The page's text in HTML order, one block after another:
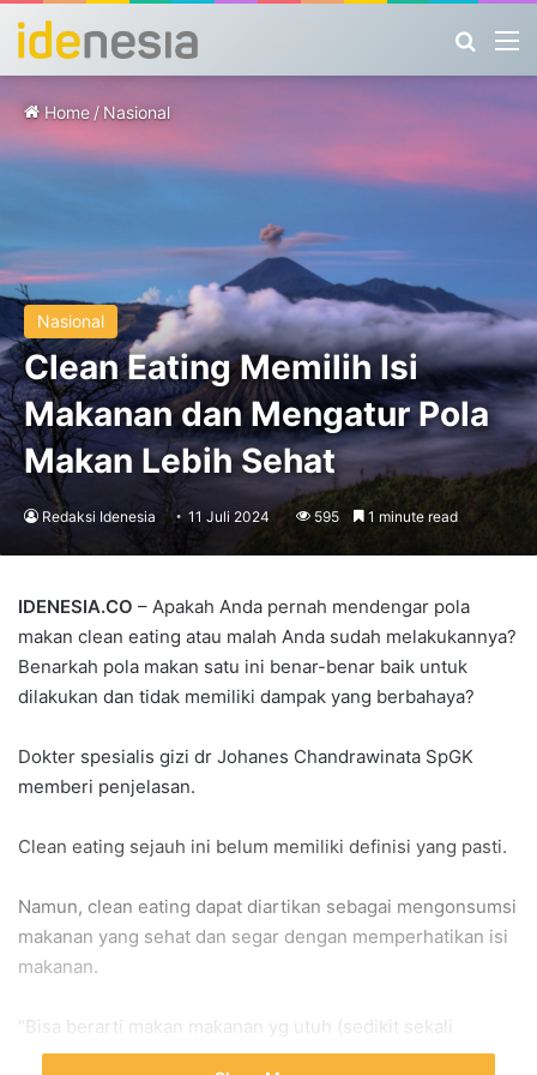
Home / Nasional
Nasional
Clean Eating Memilih Isi
Makanan dan Mengatur Pola
Makan Lebih Sehat
Redaksi Idenesia 11 Juli 2024 595 1 minute read
IDENESIA.CO – Apakah Anda pernah mendengar pola
makan clean eating atau malah Anda sudah melakukannya?
Benarkah pola makan satu ini benar-benar baik untuk
dilakukan dan tidak memiliki dampak yang berbahaya?
Dokter spesialis gizi dr Johanes Chandrawinata SpGK
memberi penjelasan.
Clean eating sejauh ini belum memiliki definisi yang pasti.
Namun, clean eating dapat diartikan sebagai mengonsumsi
makanan yang sehat dan segar dengan memperhatikan isi
makanan.
“Bisa berarti makan makanan yg utuh (sedikit sekali
diproses), bisa berarti diet vegan, dan bisa juga diet gluten